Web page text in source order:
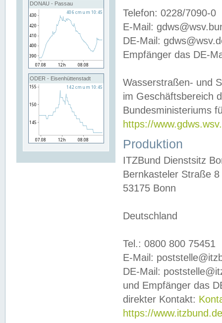
DONAU - Passau
ODER - Eisenhüttenstadt
Telefon: 0228/7090-0
E-Mail:
DE-Mail:
Empfänger das DE-
Wasserstraßen- und
im Geschäftsbereich
Bundesministeriums
https://
Produktion
ITZBund Dienstsitz
Bernkasteler Straße 8
53175 Bonn
Deutschland
Tel.: 0800 800 75451
E-Mail:
DE-Mail:
und Empfänger das
direkter Kontakt:
https://